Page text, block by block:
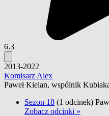
6.3
2013-2022
Komisarz Alex
Paweł Kielan, wspólnik
Sezon 18 (1 odcinek)
Zobacz odcinki »